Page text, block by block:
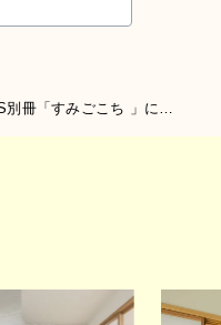
LiVES別冊「すみごこち 」に掲載されました